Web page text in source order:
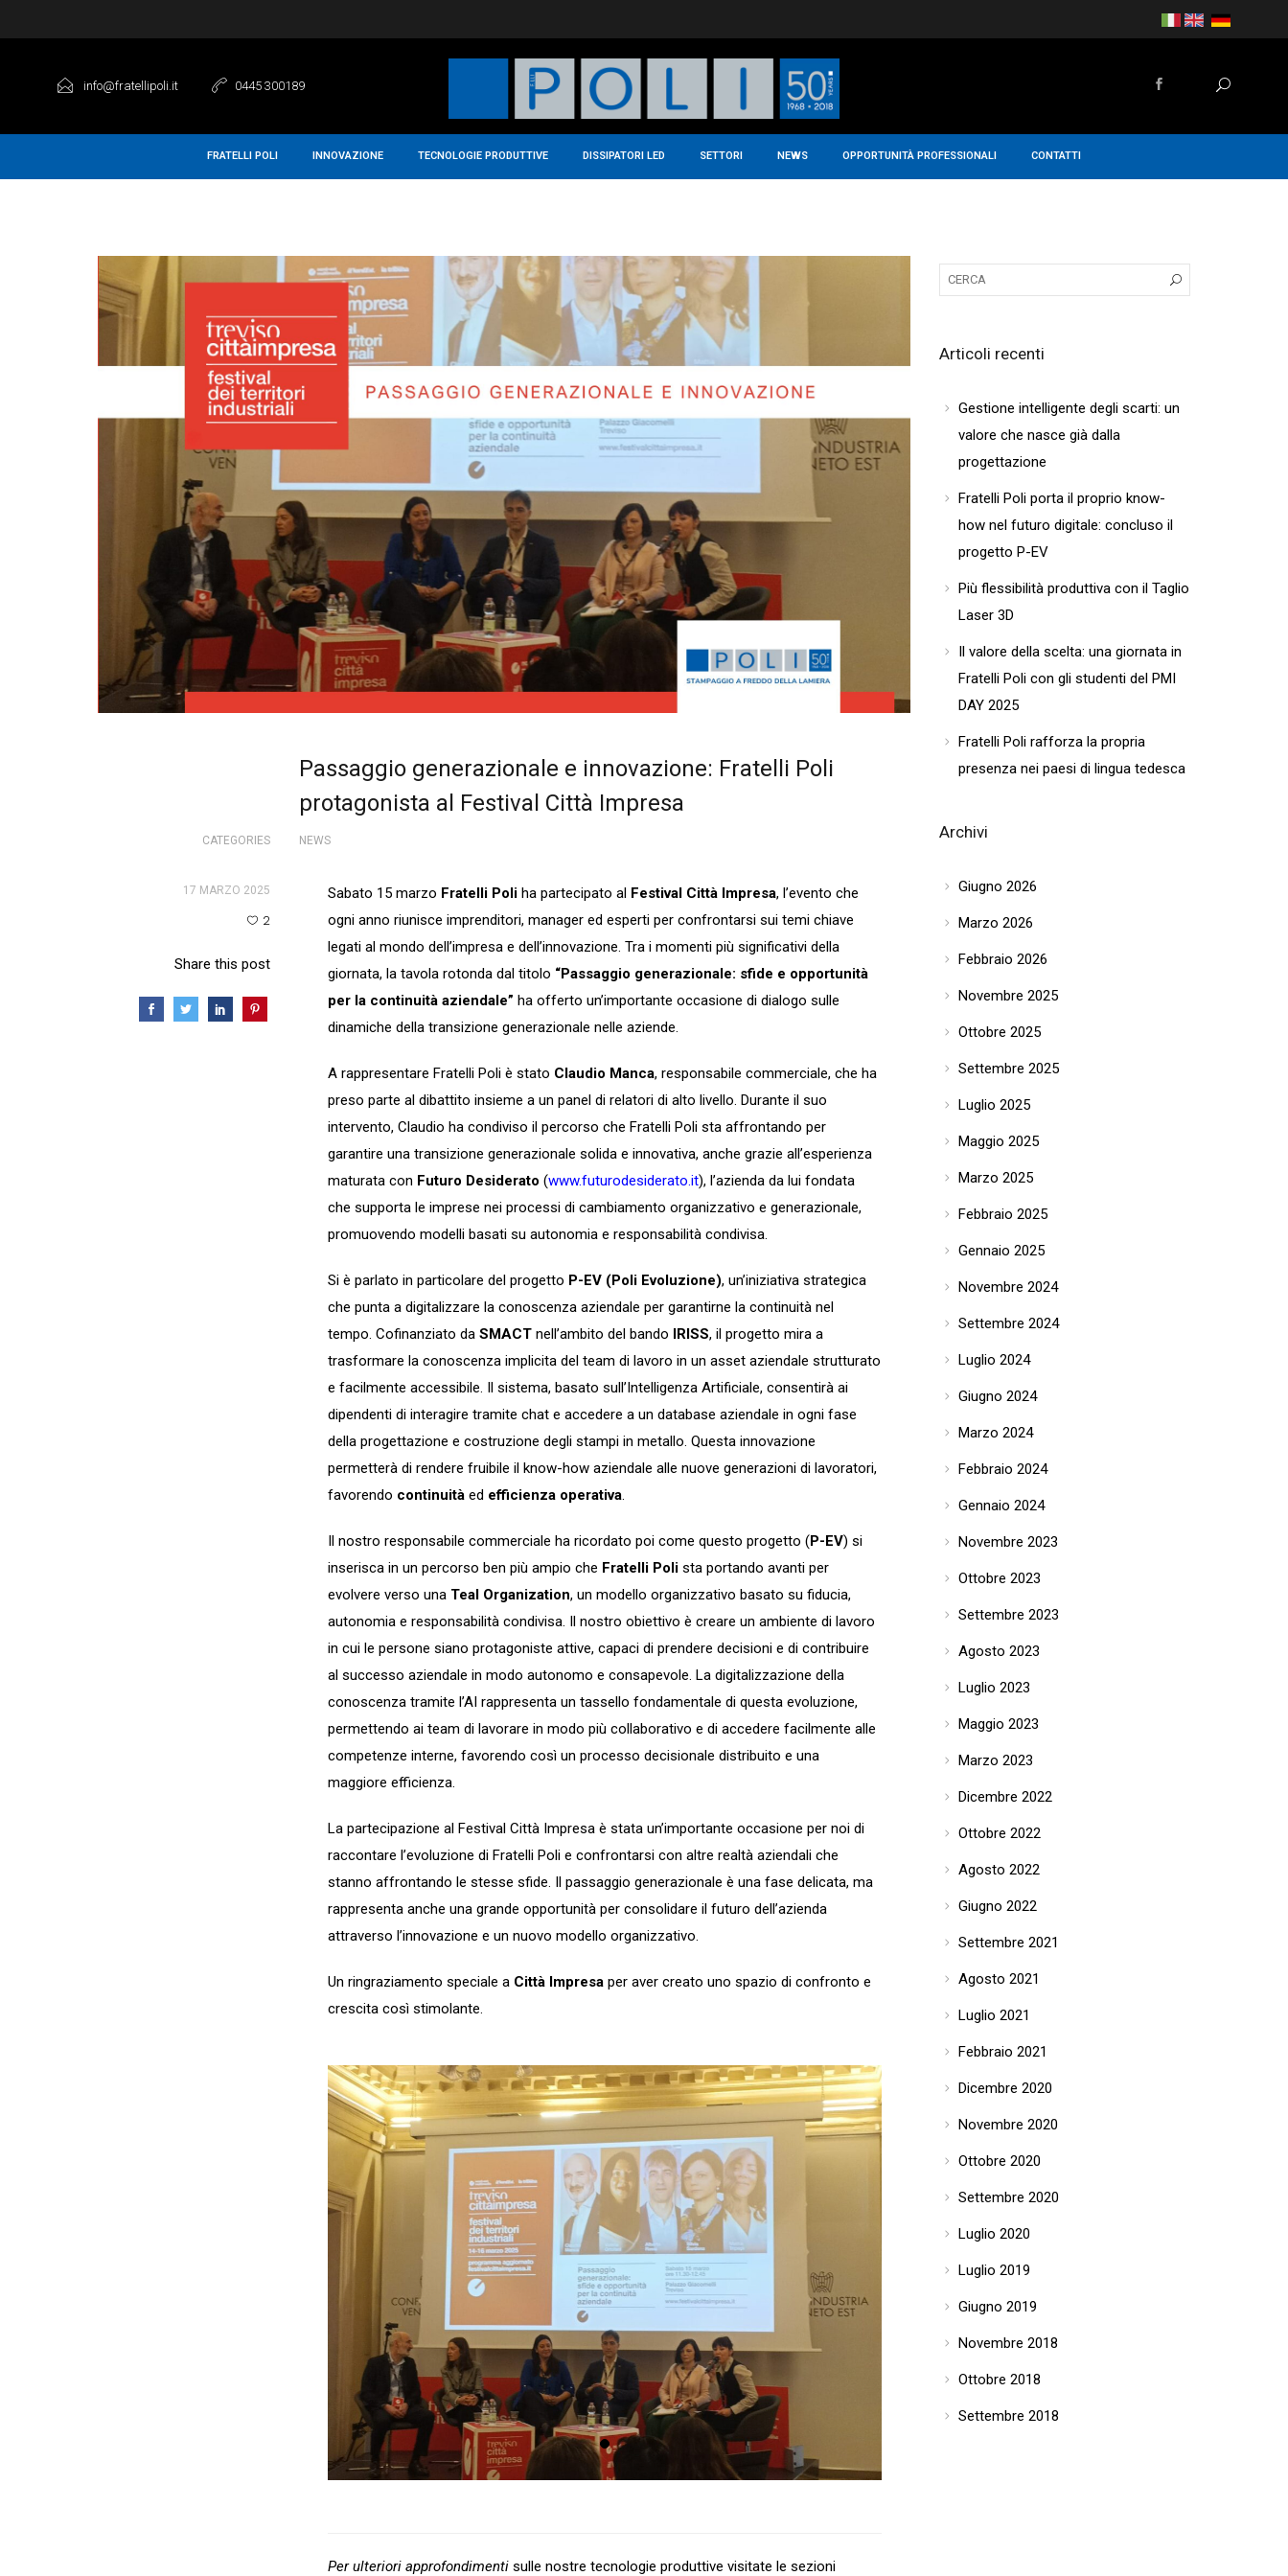
info@fratellipoli.it 0445 300189
FRATELLI POLI INNOVAZIONE TECNOLOGIE PRODUTTIVE DISSIPATORI LED SETTORI NEWS OPPORTUNITÀ PROFESSIONALI CONTATTI
Passaggio generazionale e innovazione: Fratelli Poli
protagonista al Festival Città Impresa
CATEGORIES NEWS
17 MARZO 2025
2
Share this post
Sabato 15 marzo Fratelli Poli ha partecipato al Festival Città Impresa, l’evento che
ogni anno riunisce imprenditori, manager ed esperti per confrontarsi sui temi chiave
legati al mondo dell’impresa e dell’innovazione. Tra i momenti più significativi della
giornata, la tavola rotonda dal titolo “Passaggio generazionale: sfide e opportunità
per la continuità aziendale” ha offerto un’importante occasione di dialogo sulle
dinamiche della transizione generazionale nelle aziende.
A rappresentare Fratelli Poli è stato Claudio Manca, responsabile commerciale, che ha
preso parte al dibattito insieme a un panel di relatori di alto livello. Durante il suo
intervento, Claudio ha condiviso il percorso che Fratelli Poli sta affrontando per
garantire una transizione generazionale solida e innovativa, anche grazie all’esperienza
maturata con Futuro Desiderato (www.futurodesiderato.it), l’azienda da lui fondata
che supporta le imprese nei processi di cambiamento organizzativo e generazionale,
promuovendo modelli basati su autonomia e responsabilità condivisa.
Si è parlato in particolare del progetto P-EV (Poli Evoluzione), un’iniziativa strategica
che punta a digitalizzare la conoscenza aziendale per garantirne la continuità nel
tempo. Cofinanziato da SMACT nell’ambito del bando IRISS, il progetto mira a
trasformare la conoscenza implicita del team di lavoro in un asset aziendale strutturato
e facilmente accessibile. Il sistema, basato sull’Intelligenza Artificiale, consentirà ai
dipendenti di interagire tramite chat e accedere a un database aziendale in ogni fase
della progettazione e costruzione degli stampi in metallo. Questa innovazione
permetterà di rendere fruibile il know-how aziendale alle nuove generazioni di lavoratori,
favorendo continuità ed efficienza operativa.
Il nostro responsabile commerciale ha ricordato poi come questo progetto (P-EV) si
inserisca in un percorso ben più ampio che Fratelli Poli sta portando avanti per
evolvere verso una Teal Organization, un modello organizzativo basato su fiducia,
autonomia e responsabilità condivisa. Il nostro obiettivo è creare un ambiente di lavoro
in cui le persone siano protagoniste attive, capaci di prendere decisioni e di contribuire
al successo aziendale in modo autonomo e consapevole. La digitalizzazione della
conoscenza tramite l’AI rappresenta un tassello fondamentale di questa evoluzione,
permettendo ai team di lavorare in modo più collaborativo e di accedere facilmente alle
competenze interne, favorendo così un processo decisionale distribuito e una
maggiore efficienza.
La partecipazione al Festival Città Impresa è stata un’importante occasione per noi di
raccontare l’evoluzione di Fratelli Poli e confrontarsi con altre realtà aziendali che
stanno affrontando le stesse sfide. Il passaggio generazionale è una fase delicata, ma
rappresenta anche una grande opportunità per consolidare il futuro dell’azienda
attraverso l’innovazione e un nuovo modello organizzativo.
Un ringraziamento speciale a Città Impresa per aver creato uno spazio di confronto e
crescita così stimolante.
Per ulteriori approfondimenti sulle nostre tecnologie produttive visitate le sezioni
Articoli recenti
Gestione intelligente degli scarti: un
valore che nasce già dalla
progettazione
Fratelli Poli porta il proprio know-
how nel futuro digitale: concluso il
progetto P-EV
Più flessibilità produttiva con il Taglio
Laser 3D
Il valore della scelta: una giornata in
Fratelli Poli con gli studenti del PMI
DAY 2025
Fratelli Poli rafforza la propria
presenza nei paesi di lingua tedesca
Archivi
Giugno 2026
Marzo 2026
Febbraio 2026
Novembre 2025
Ottobre 2025
Settembre 2025
Luglio 2025
Maggio 2025
Marzo 2025
Febbraio 2025
Gennaio 2025
Novembre 2024
Settembre 2024
Luglio 2024
Giugno 2024
Marzo 2024
Febbraio 2024
Gennaio 2024
Novembre 2023
Ottobre 2023
Settembre 2023
Agosto 2023
Luglio 2023
Maggio 2023
Marzo 2023
Dicembre 2022
Ottobre 2022
Agosto 2022
Giugno 2022
Settembre 2021
Agosto 2021
Luglio 2021
Febbraio 2021
Dicembre 2020
Novembre 2020
Ottobre 2020
Settembre 2020
Luglio 2020
Luglio 2019
Giugno 2019
Novembre 2018
Ottobre 2018
Settembre 2018